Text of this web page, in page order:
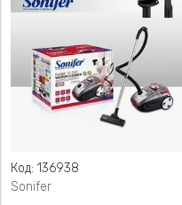
Код: 136938
Sonifer